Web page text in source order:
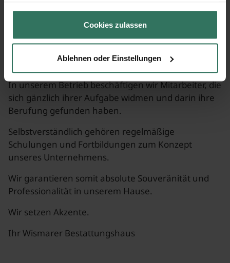
gesammelt haben.
Cookies zulassen
Ablehnen oder Einstellungen
Wir sind ein Ausbildungsbetrieb im
eine fachkundige Ausbildung.
In unserem Betrieb beschäftigen wir Mitarbeiter, die
sich gänzlich ihrer Aufgabe widmen und darin ihre
Berufung gefunden haben.
Selbstverständlich gehören regelmäßige
Schulungen und Fortbildungen zum Konzept
unseres Unternehmens.
Wir garantieren somit absolute Souveränität und
Professionalität in unserem Hause.
Wir setzen Akzente.
Ihr Wismarer Bestattungshaus